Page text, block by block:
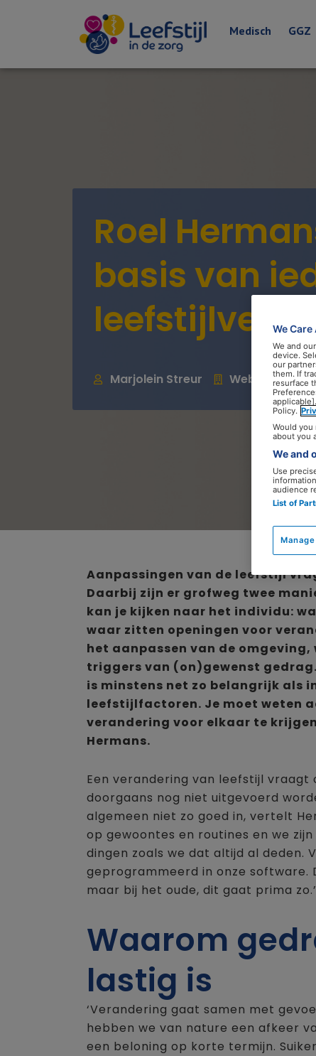
Medisch GGZ
Roel
basis van
Marjolein Streur Webredacteur
Aanpassingen van de leefstijl
Daarbij zijn er grofweg twee
kan je kijken naar het individu:
waar zitten openingen voor
het aanpassen van de
triggers van (on)gewenst
is minstens net zo belangrijk als
leefstijlfactoren. Je moet weten
verandering voor elkaar te
Hermans.
Een verandering van leefstijl
doorgaans nog niet uitgevoerd
algemeen niet zo goed in, vertelt
op gewoontes en routines en we
dingen zoals we dat altijd al deden.
geprogrammeerd in onze software.
maar bij het oude, dit gaat prima zo.’
Waarom
lastig is
‘Verandering gaat samen met
hebben we van nature een afkeer
een beloning op korte termijn.
We
We and our
device.
our
them. If
resurface
Policy.
Would you
about you
We and
Use
audience
List of